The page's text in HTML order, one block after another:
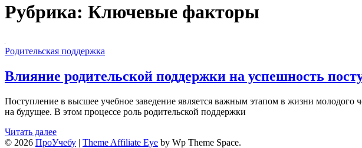
Рубрика: Ключевые факторы
Родительская поддержка
Влияние родительской поддержки на успешность
Поступление в высшее учебное заведение является важным этапом в жизни
на будущее. В этом процессе роль родительской поддержки
Читать далее
© 2026 ПроУчебу | Theme Affiliate Eye by Wp Theme Space.